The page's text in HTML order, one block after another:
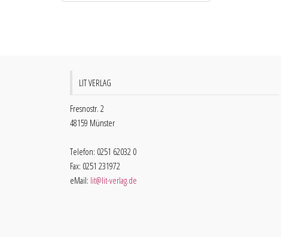
LIT VERLAG
Fresnostr. 2
48159 Münster
Telefon: 0251 62032 0
Fax: 0251 231972
eMail: lit@lit-verlag.de